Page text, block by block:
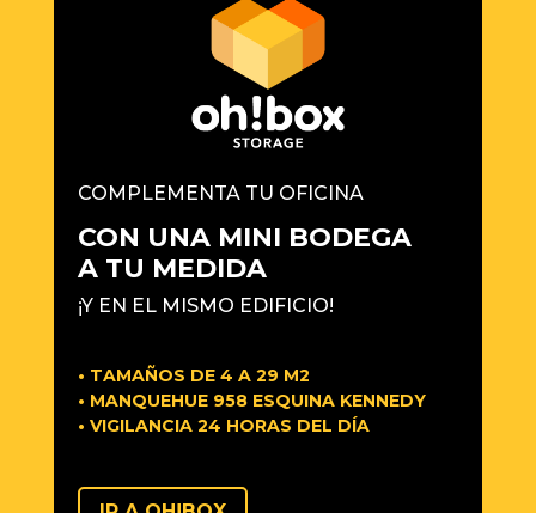
COMPLEMENTA TU OFICINA
CON UNA MINI BODEGA
A TU MEDIDA
¡Y EN EL MISMO EDIFICIO!
• TAMAÑOS DE 4 A 29 M2
• MANQUEHUE 958 ESQUINA KENNEDY
• VIGILANCIA 24 HORAS DEL DÍA